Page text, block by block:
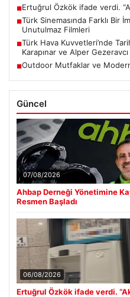
■Ertuğrul Özkök ifade verdi.
■Türk Sinemasında Farklı Bir
Unutulmaz Filmleri
■Türk Hava Kuvvetleri’nde
Karapınar ve Alper Gezeravcı
■Outdoor Mutfaklar ve
Güncel
07/08/2026
Ahbap Derneği Yönetimine
Resmen Başladı
06/08/2026
Ertuğrul Özkök ifade verdi.